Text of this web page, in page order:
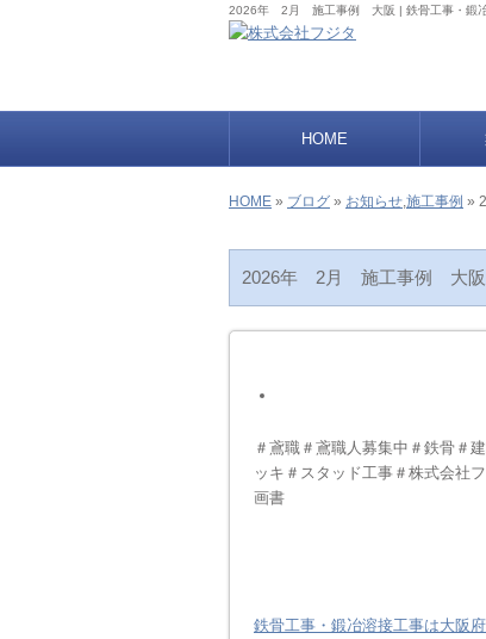
2026年 2月 施工事例 大阪 | 鉄骨工事・鍛冶
HOME
HOME » ブログ » お知らせ 施工事例 »
2026年 2月 施工事例 大阪
＃鳶職＃鳶職人募集中＃鉄骨＃
ッキ＃スタッド工事＃株式会社
画書
鉄骨工事・鍛冶溶接工事は大阪